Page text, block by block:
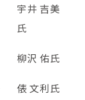
宇井 吉美
氏
柳沢 佑氏
俵 文利氏